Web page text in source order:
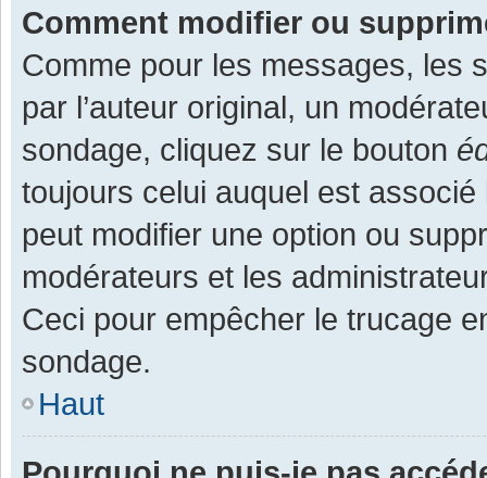
Comment modifier ou
Comme pour les messages, les
par l’auteur original, un
sondage, cliquez sur le bouton
toujours celui auquel est associé
peut modifier une option ou
modérateurs et les
Ceci pour empêcher le trucage
sondage.
Haut